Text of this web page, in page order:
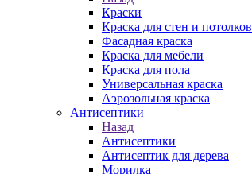
Краски
Краска для стен и потолков
Фасадная краска
Краска для мебели
Краска для пола
Универсальная краска
Аэрозольная краска
Антисептики
Назад
Антисептики
Антисептик для дерева
Морилка